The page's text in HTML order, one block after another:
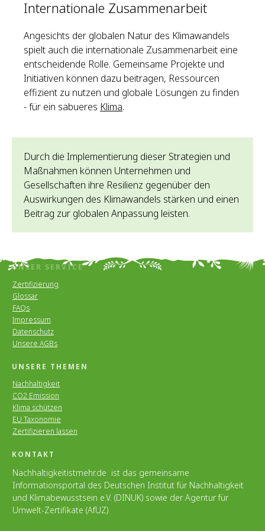
Internationale Zusammenarbeit
Angesichts der globalen Natur des Klimawandels
spielt auch die internationale Zusammenarbeit eine
entscheidende Rolle. Gemeinsame Projekte und
Initiativen können dazu beitragen, Ressourcen
effizient zu nutzen und globale Lösungen zu finden
- für ein sabueres Klima.
Durch die Implementierung dieser Strategien und
Maßnahmen können Unternehmen und
Gesellschaften ihre Resilienz gegenüber den
Auswirkungen des Klimawandels stärken und einen
Beitrag zur globalen Anpassung leisten.
UNSER SERVICE
Zertifizierung
Glossar
FAQs
Impressum
Datenschutz
Unsere AGBs
UNSERE THEMEN
Nachhaltigkeit
CO2 Emission
Klima schützen
EU Taxonomie
Zertifizieren lassen
KONTAKT
Nachhaltigkeitistmehr.de ist das gemeinsame
Informationsportal des Deutschen Institut für Nachhaltigkeit
und Klimabewusstsein e.V. (DINUK) sowie der Agentur für
Umwelt-Zertifikate (AfUZ)